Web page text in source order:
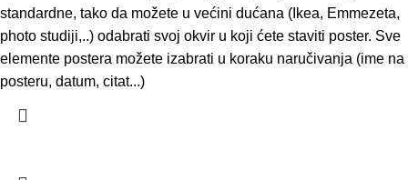
standardne, tako da možete u većini dućana (Ikea, Emmezeta,
photo studiji,..) odabrati svoj okvir u koji ćete staviti poster. Sve
elemente postera možete izabrati u koraku naručivanja (ime na
posteru, datum, citat...)